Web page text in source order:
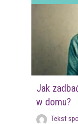
Jak
w domu?
Tekst